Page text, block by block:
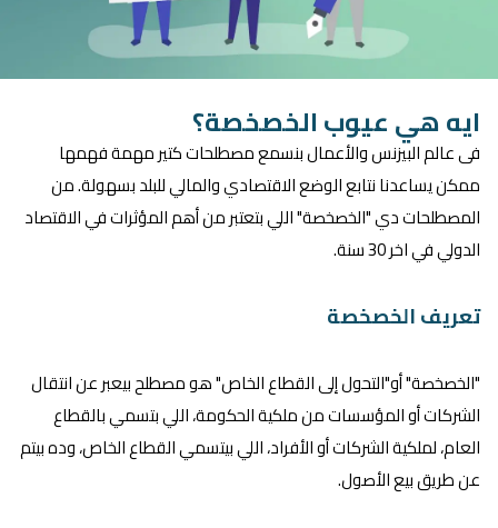
ايه هي عيوب الخصخصة؟
فى عالم البيزنس والأعمال بنسمع مصطلحات كتير مهمة فهمها
ممكن يساعدنا نتابع الوضع الاقتصادي والمالي للبلد بسهولة. من
المصطلحات دي "الخصخصة" اللي بتعتبر من أهم المؤثرات في الاقتصاد
الدولي في اخر 30 سنة.
تعريف الخصخصة
"الخصخصة" أو"التحول إلى القطاع الخاص" هو مصطلح بيعبر عن انتقال
الشركات أو المؤسسات من ملكية الحكومة، اللي بتسمي بالقطاع
العام، لملكية الشركات أو الأفراد، اللي بيتسمي القطاع الخاص، وده بيتم
عن طريق بيع الأصول.